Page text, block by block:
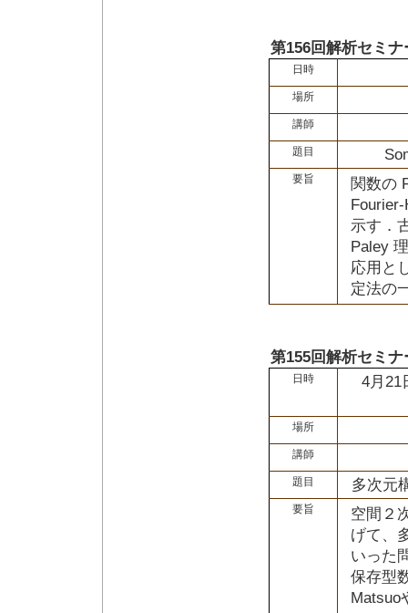
第156回解析セミナ
日時
場所
講師
題目
要旨
関数の
示す．
Paley
応用と
定法の
第155回解析セミナ
日時 4月21
場所
講師
題目 多次元
要旨
空間２
げて、
いった
保存型
Matsuo